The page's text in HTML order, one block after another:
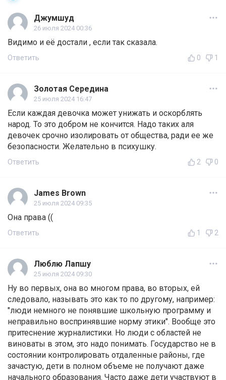
Джумшуд
26 июля 2024 00:36
Видимо и её достали , если так сказала.
Ответить 0 1
Золотая Середина
25 июля 2024 16:47
Если каждая девочка может унижать и оскорблять
народ. То это добром не кончится. Надо таких аля
девочек срочно изолировать от общества, ради ее же
безопасности. Желательно в психушку.
Ответить 2 0
James Brown
25 июля 2024 09:35
Она права ((
Ответить 1 2
Люблю Лапшу
25 июля 2024 09:30
Ну во первых, она во многом права, во вторых, ей
следовало, называть это как то по другому, например:
"люди немного не понявшие школьную программу и
неправильно воспринявшие норму этики". Вообще это
притеснение журналистики. Но люди с областей не
виноваты в этом, это надо понимать. Государство не в
состоянии контролировать отдаленные районы, где
зачастую, дети в полном объеме не получают даже
начального образования. Часто даже дети участвуют в